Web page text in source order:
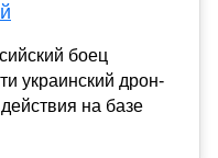
боец
украинский дрон-
на базе